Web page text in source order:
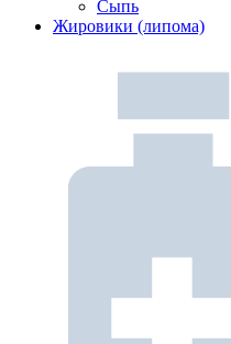
Сыпь
Жировики (липома)